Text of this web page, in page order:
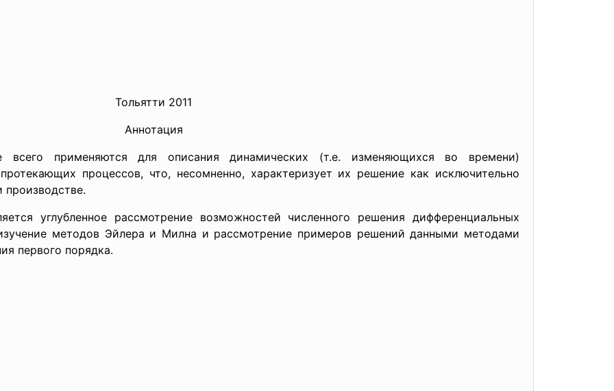
Тольятти 2011
Аннотация
всего применяются для описания динамических (т.е. изменяющихся во времени)
процессов, что, несомненно, характеризует их решение как исключительно
производстве.
углубленное рассмотрение возможностей численного решения дифференциальных
методов Эйлера и Милна и рассмотрение примеров решений данными методами
первого порядка.